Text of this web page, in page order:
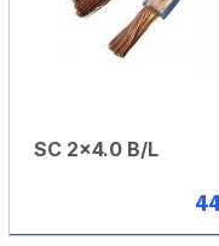
SC 2x4.0 B/L